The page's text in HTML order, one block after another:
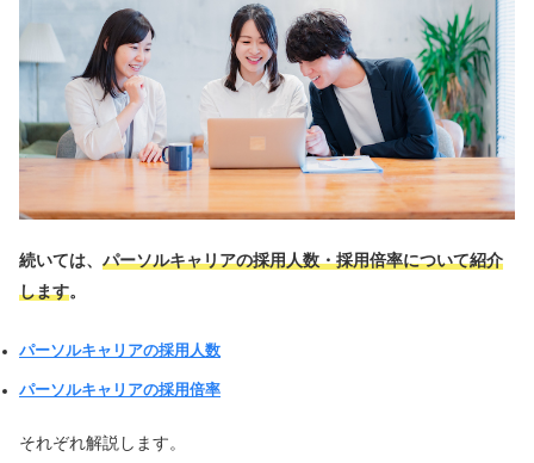
続いては、 パーソルキャリアの採用人数・採用倍率について紹介
します。
パーソルキャリアの採用人数
パーソルキャリアの採用倍率
それぞれ解説します。